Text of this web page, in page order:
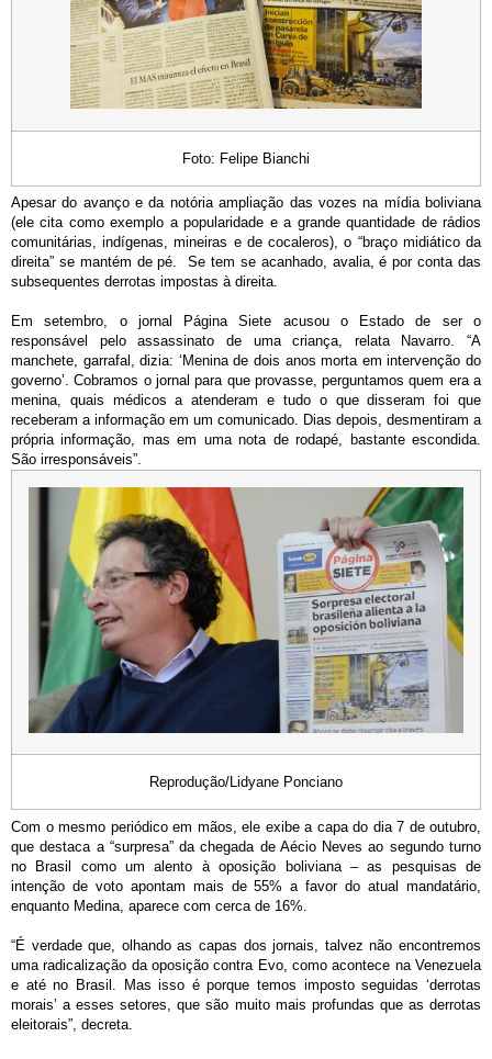
Foto: Felipe Bianchi
Apesar do avanço e da notória ampliação das vozes na mídia boliviana
(ele cita como exemplo a popularidade e a grande quantidade de rádios
comunitárias, indígenas, mineiras e de cocaleros), o “braço midiático da
direita” se mantém de pé. Se tem se acanhado, avalia, é por conta das
subsequentes derrotas impostas à direita.
Em setembro, o jornal Página Siete acusou o Estado de ser o
responsável pelo assassinato de uma criança, relata Navarro. “A
manchete, garrafal, dizia: ‘Menina de dois anos morta em intervenção do
governo’. Cobramos o jornal para que provasse, perguntamos quem era a
menina, quais médicos a atenderam e tudo o que disseram foi que
receberam a informação em um comunicado. Dias depois, desmentiram a
própria informação, mas em uma nota de rodapé, bastante escondida.
São irresponsáveis”.
Reprodução/Lidyane Ponciano
Com o mesmo periódico em mãos, ele exibe a capa do dia 7 de outubro,
que destaca a “surpresa” da chegada de Aécio Neves ao segundo turno
no Brasil como um alento à oposição boliviana – as pesquisas de
intenção de voto apontam mais de 55% a favor do atual mandatário,
enquanto Medina, aparece com cerca de 16%.
“É verdade que, olhando as capas dos jornais, talvez não encontremos
uma radicalização da oposição contra Evo, como acontece na Venezuela
e até no Brasil. Mas isso é porque temos imposto seguidas ‘derrotas
morais’ a esses setores, que são muito mais profundas que as derrotas
eleitorais”, decreta.